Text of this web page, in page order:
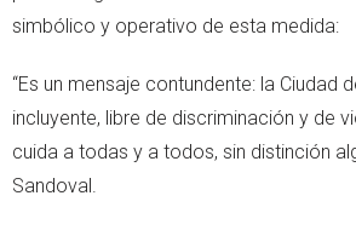
simbólico y operativo de esta medida:
“Es un mensaje contundente: la Ciudad
incluyente, libre de discriminación y de
cuida a todas y a todos, sin distinción
Sandoval.